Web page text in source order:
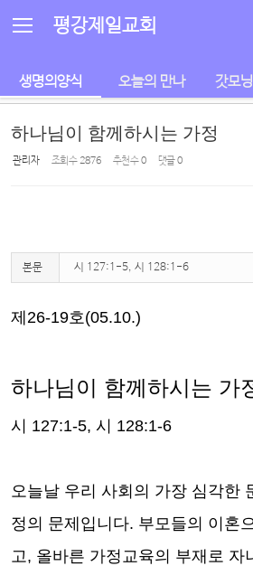
평강제일교회
생명의양식 오늘의 만나 갓모
하나님이 함께하시는 가정
관리자 조회 수2876 추천 수0 댓글0
본문 시 127:1-5, 시 128:1-6
제 26-19호(05.10.)
하나님이 함께하시는 가
시 127:1-5, 시 128:1-6
오늘날 우리 사회의 가장 심각한
정의 문제입니다. 부모들의 이혼
고, 올바른 가정교육의 부재로 자